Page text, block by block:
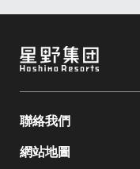
聯絡我們
網站地圖